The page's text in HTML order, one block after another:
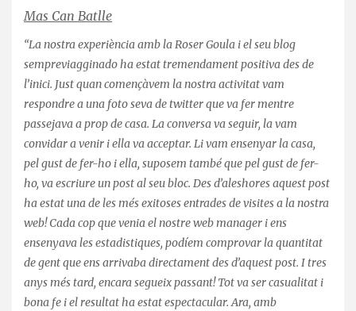
Mas Can Batlle
“La nostra experiència amb la Roser Goula i el seu blog
sempreviagginado ha estat tremendament positiva des de
l’inici. Just quan començàvem la nostra activitat vam
respondre a una foto seva de twitter que va fer mentre
passejava a prop de casa. La conversa va seguir, la vam
convidar a venir i ella va acceptar. Li vam ensenyar la casa,
pel gust de fer-ho i ella, suposem també que pel gust de fer-
ho, va escriure un post al seu bloc. Des d’aleshores aquest post
ha estat una de les més exitoses entrades de visites a la nostra
web! Cada cop que venia el nostre web manager i ens
ensenyava les estadistiques, podíem comprovar la quantitat
de gent que ens arrivaba directament des d’aquest post. I tres
anys més tard, encara segueix passant! Tot va ser casualitat i
bona fe i el resultat ha estat espectacular. Ara, amb